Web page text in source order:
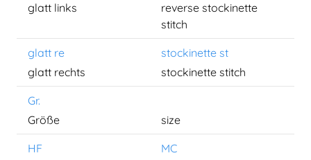
glatt links
reverse stockinette
stitch
glatt re
stockinette st
glatt rechts
stockinette stitch
Gr.
Größe
size
HF
MC